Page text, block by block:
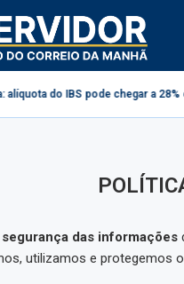
do IBS pode chegar a 28% em
das informações
utilizamos e